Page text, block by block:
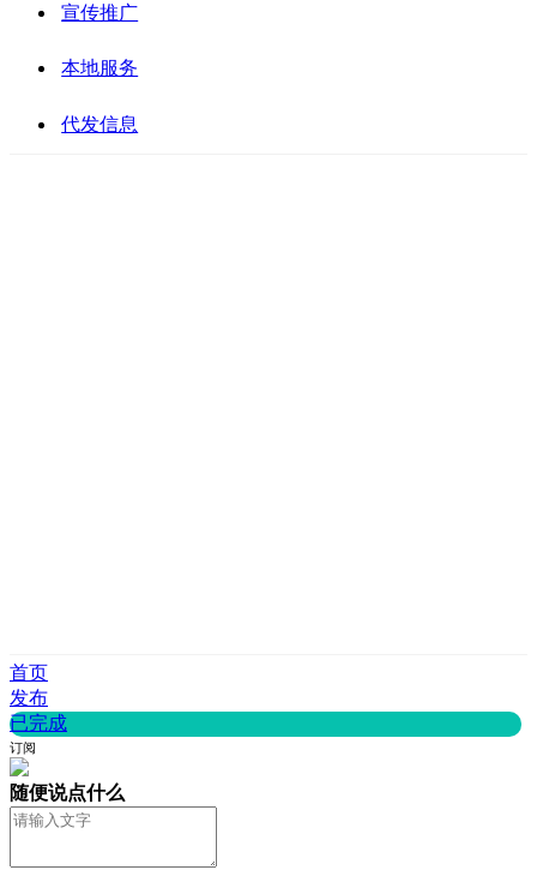
宣传推广
本地服务
代发信息
首页
发布
已完成
订阅
随便说点什么